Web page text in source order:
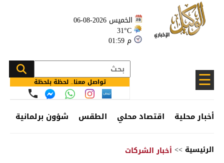
الخميس 2026-08-06
31°C
01:59 م
☰ تواصل معنا.. لحظة بلحظة
أخبار محلية اقتصاد محلي الطقس شؤون برلمانية
الرئيسية >> أخبار الشركات